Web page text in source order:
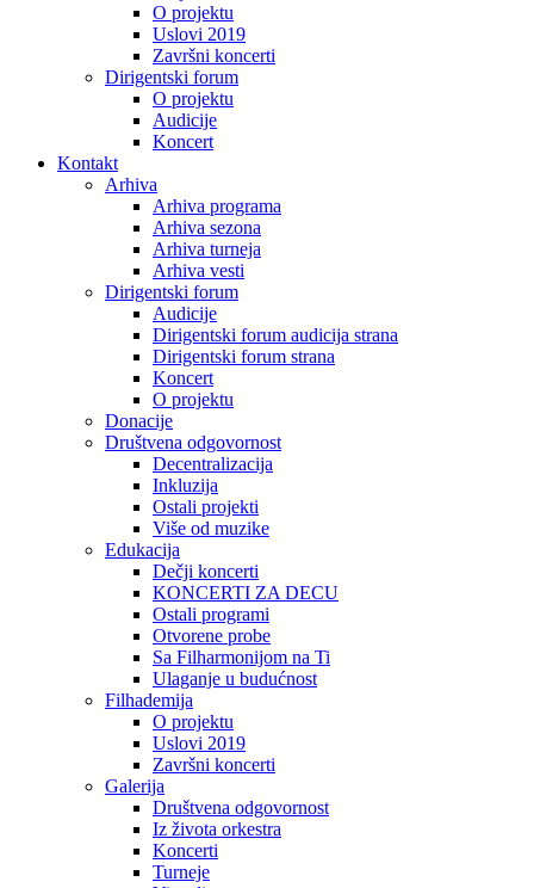
O projektu
Uslovi 2019
Završni koncerti
Dirigentski forum
O projektu
Audicije
Koncert
Kontakt
Arhiva
Arhiva programa
Arhiva sezona
Arhiva turneja
Arhiva vesti
Dirigentski forum
Audicije
Dirigentski forum audicija strana
Dirigentski forum strana
Koncert
O projektu
Donacije
Društvena odgovornost
Decentralizacija
Inkluzija
Ostali projekti
Više od muzike
Edukacija
Dečji koncerti
KONCERTI ZA DECU
Ostali programi
Otvorene probe
Sa Filharmonijom na Ti
Ulaganje u budućnost
Filhademija
O projektu
Uslovi 2019
Završni koncerti
Galerija
Društvena odgovornost
Iz života orkestra
Koncerti
Turneje